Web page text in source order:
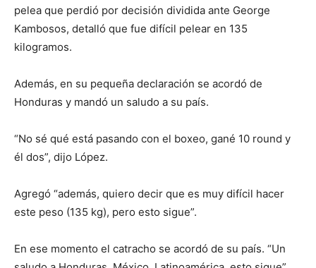
pelea que perdió por decisión dividida ante George
Kambosos, detalló que fue difícil pelear en 135
kilogramos.
Además, en su pequeña declaración se acordó de
Honduras y mandó un saludo a su país.
“No sé qué está pasando con el boxeo, gané 10 round y
él dos”, dijo López.
Agregó “además, quiero decir que es muy difícil hacer
este peso (135 kg), pero esto sigue”.
En ese momento el catracho se acordó de su país. “Un